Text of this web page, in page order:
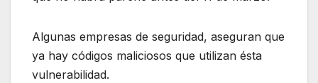
Algunas empresas de seguridad, aseguran que
ya hay códigos maliciosos que utilizan ésta
vulnerabilidad.